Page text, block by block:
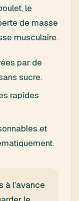
le
de masse
musculaire.
par de
sucre.
rapides
et
à l’avance